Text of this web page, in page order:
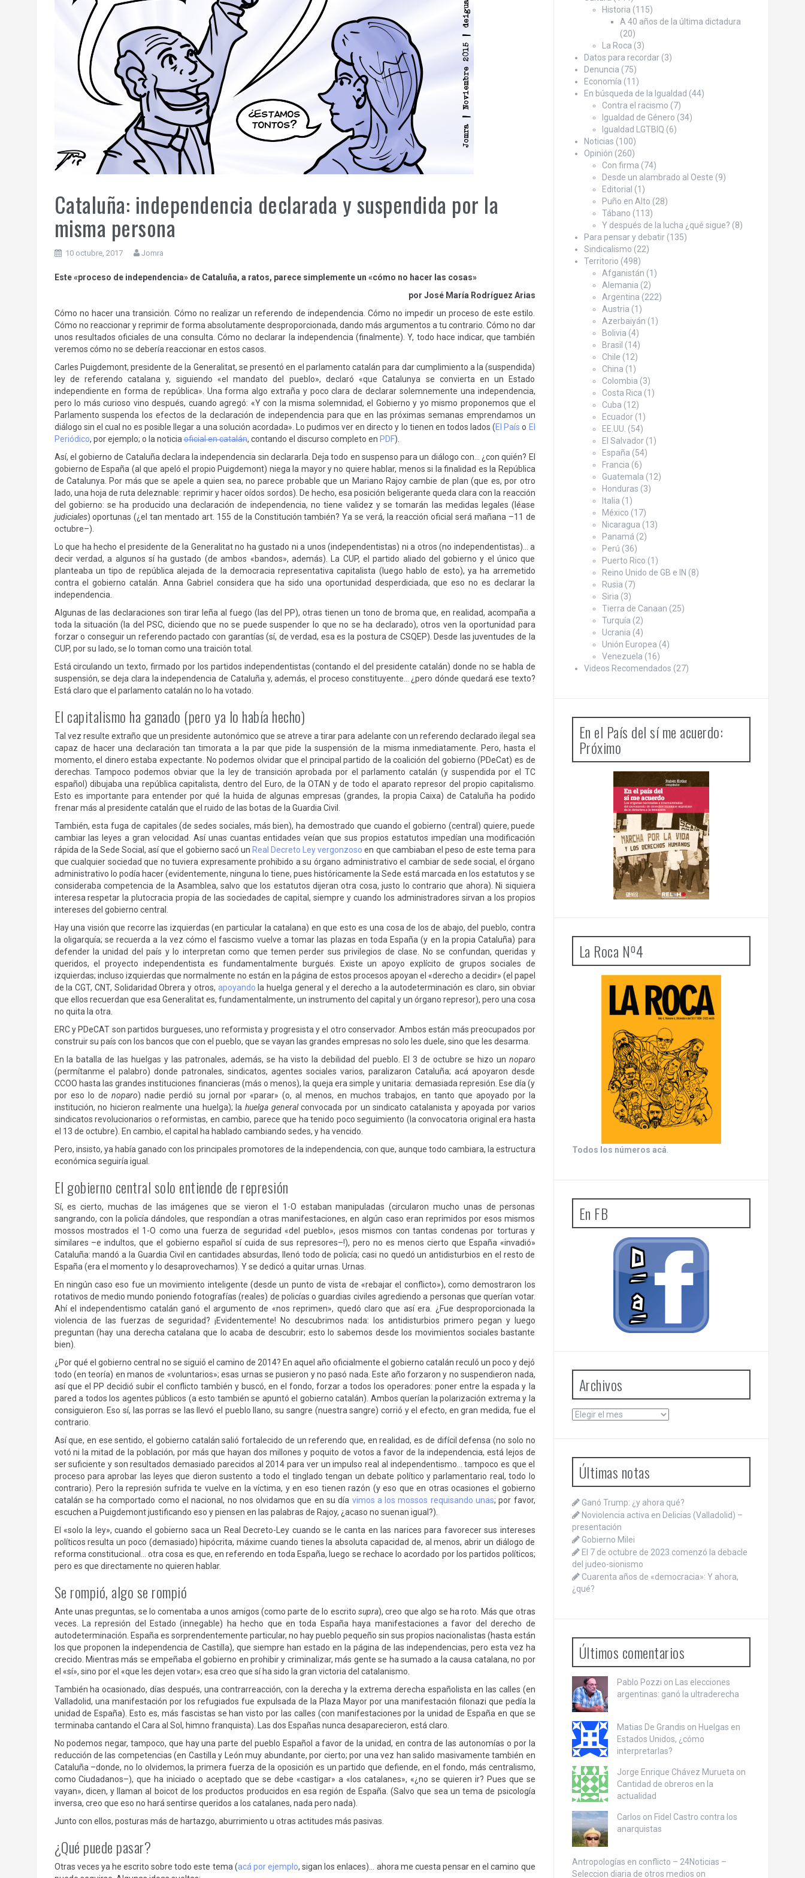
Cataluña: independencia declarada y suspendida por la
misma persona
10 octubre, 2017 Jomra
Este «proceso de independencia» de Cataluña, a ratos, parece simplemente un «cómo no hacer las cosas»
por José María Rodríguez Arias
Cómo no hacer una transición. Cómo no realizar un referendo de independencia. Cómo no impedir un proceso de este estilo.
Cómo no reaccionar y reprimir de forma absolutamente desproporcionada, dando más argumentos a tu contrario. Cómo no dar
unos resultados oficiales de una consulta. Cómo no declarar la independencia (finalmente). Y, todo hace indicar, que también
veremos cómo no se debería reaccionar en estos casos.
Carles Puigdemont, presidente de la Generalitat, se presentó en el parlamento catalán para dar cumplimiento a la (suspendida)
ley de referendo catalana y, siguiendo «el mandato del pueblo», declaró «que Catalunya se convierta en un Estado
independiente en forma de república». Una forma algo extraña y poco clara de declarar solemnemente una independencia,
pero lo más curioso vino después, cuando agregó: «Y con la misma solemnidad, el Gobierno y yo mismo proponemos que el
Parlamento suspenda los efectos de la declaración de independencia para que en las próximas semanas emprendamos un
diálogo sin el cual no es posible llegar a una solución acordada». Lo pudimos ver en directo y lo tienen en todos lados (El País o El
Periódico, por ejemplo; o la noticiaoficial en catalán, contando el discurso completo en PDF).
Así, el gobierno de Cataluña declara la independencia sin declararla. Deja todo en suspenso para un diálogo con… ¿con quién? El
gobierno de España (al que apeló el propio Puigdemont) niega la mayor y no quiere hablar, menos si la finalidad es la República
de Catalunya. Por más que se apele a quien sea, no parece probable que un Mariano Rajoy cambie de plan (que es, por otro
lado, una hoja de ruta deleznable: reprimir y hacer oídos sordos). De hecho, esa posición beligerante queda clara con la reacción
del gobierno: se ha producido una declaración de independencia, no tiene validez y se tomarán las medidas legales (léase
judiciales) oportunas (¿el tan mentado art. 155 de la Constitución también? Ya se verá, la reacción oficial será mañana –11 de
octubre–).
Lo que ha hecho el presidente de la Generalitat no ha gustado ni a unos (independentistas) ni a otros (no independentistas)… a
decir verdad, a algunos sí ha gustado (de ambos «bandos», además). La CUP, el partido aliado del gobierno y el único que
planteaba un tipo de república alejada de la democracia representativa capitalista (luego hablo de esto), ya ha arremetido
contra el gobierno catalán. Anna Gabriel considera que ha sido una oportunidad desperdiciada, que eso no es declarar la
independencia.
Algunas de las declaraciones son tirar leña al fuego (las del PP), otras tienen un tono de broma que, en realidad, acompaña a
toda la situación (la del PSC, diciendo que no se puede suspender lo que no se ha declarado), otros ven la oportunidad para
forzar o conseguir un referendo pactado con garantías (sí, de verdad, esa es la postura de CSQEP). Desde las juventudes de la
CUP, por su lado, se lo toman como una traición total.
Está circulando un texto, firmado por los partidos independentistas (contando el del presidente catalán) donde no se habla de
suspensión, se deja clara la independencia de Cataluña y, además, el proceso constituyente… ¿pero dónde quedará ese texto?
Está claro que el parlamento catalán no lo ha votado.
El capitalismo ha ganado (pero ya lo había hecho)
Tal vez resulte extraño que un presidente autonómico que se atreve a tirar para adelante con un referendo declarado ilegal sea
capaz de hacer una declaración tan timorata a la par que pide la suspensión de la misma inmediatamente. Pero, hasta el
momento, el dinero estaba expectante. No podemos olvidar que el principal partido de la coalición del gobierno (PDeCat) es de
derechas. Tampoco podemos obviar que la ley de transición aprobada por el parlamento catalán (y suspendida por el TC
español) dibujaba una república capitalista, dentro del Euro, de la OTAN y de todo el aparato represor del propio capitalismo.
Esto es importante para entender por qué la huida de algunas empresas (grandes, la propia Caixa) de Cataluña ha podido
frenar más al presidente catalán que el ruido de las botas de la Guardia Civil.
También, esta fuga de capitales (de sedes sociales, más bien), ha demostrado que cuando el gobierno (central) quiere, puede
cambiar las leyes a gran velocidad. Así unas cuantas entidades veían que sus propios estatutos impedían una modificación
rápida de la Sede Social, así que el gobierno sacó un Real Decreto Ley vergonzoso en que cambiaban el peso de este tema para
que cualquier sociedad que no tuviera expresamente prohibido a su órgano administrativo el cambiar de sede social, el órgano
administrativo lo podía hacer (evidentemente, ninguna lo tiene, pues históricamente la Sede está marcada en los estatutos y se
consideraba competencia de la Asamblea, salvo que los estatutos dijeran otra cosa, justo lo contrario que ahora). Ni siquiera
interesa respetar la plutocracia propia de las sociedades de capital, siempre y cuando los administradores sirvan a los propios
intereses del gobierno central.
Hay una visión que recorre las izquierdas (en particular la catalana) en que esto es una cosa de los de abajo, del pueblo, contra
la oligarquía; se recuerda a la vez cómo el fascismo vuelve a tomar las plazas en toda España (y en la propia Cataluña) para
defender la unidad del país y lo interpretan como que temen perder sus privilegios de clase. No se confundan, queridas y
queridos, el proyecto independentista es fundamentalmente burgués. Existe un apoyo explícito de grupos sociales de
izquierdas; incluso izquierdas que normalmente no están en la página de estos procesos apoyan el «derecho a decidir» (el papel
de la CGT, CNT, Solidaridad Obrera y otros, apoyando la huelga general y el derecho a la autodeterminación es claro, sin obviar
que ellos recuerdan que esa Generalitat es, fundamentalmente, un instrumento del capital y un órgano represor), pero una cosa
no quita la otra.
ERC y PDeCAT son partidos burgueses, uno reformista y progresista y el otro conservador. Ambos están más preocupados por
construir su país con los bancos que con el pueblo, que se vayan las grandes empresas no solo les duele, sino que les desarma.
En la batalla de las huelgas y las patronales, además, se ha visto la debilidad del pueblo. El 3 de octubre se hizo un noparo
(permítanme el palabro) donde patronales, sindicatos, agentes sociales varios, paralizaron Cataluña; acá apoyaron desde
CCOO hasta las grandes instituciones financieras (más o menos), la queja era simple y unitaria: demasiada represión. Ese día (y
por eso lo de noparo) nadie perdió su jornal por «parar» (o, al menos, en muchos trabajos, en tanto que apoyado por la
institución, no hicieron realmente una huelga); lahuelga generalconvocada por un sindicato catalanista y apoyada por varios
sindicatos revolucionarios o reformistas, en cambio, parece que ha tenido poco seguimiento (la convocatoria original era hasta
el 13 de octubre). En cambio, el capital ha hablado cambiando sedes, y ha vencido.
Pero, insisto, ya había ganado con los principales promotores de la independencia, con que, aunque todo cambiara, la estructura
económica seguiría igual.
El gobierno central solo entiende de represión
Sí, es cierto, muchas de las imágenes que se vieron el 1-O estaban manipuladas (circularon mucho unas de personas
sangrando, con la policía dándoles, que respondían a otras manifestaciones, en algún caso eran reprimidos por esos mismos
mossos mostrados el 1-O como una fuerza de seguridad «del pueblo», ¡esos mismos con tantas condenas por torturas y
similares –e indultos, que el gobierno español sí cuida de sus represores–!), pero no es menos cierto que España «invadió»
Cataluña: mandó a la Guardia Civil en cantidades absurdas, llenó todo de policía; casi no quedó un antidisturbios en el resto de
España (era el momento y lo desaprovechamos). Y se dedicó a quitar urnas. Urnas.
En ningún caso eso fue un movimiento inteligente (desde un punto de vista de «rebajar el conflicto»), como demostraron los
rotativos de medio mundo poniendo fotografías (reales) de policías o guardias civiles agrediendo a personas que querían votar.
Ahí el independentismo catalán ganó el argumento de «nos reprimen», quedó claro que así era. ¿Fue desproporcionada la
violencia de las fuerzas de seguridad? ¡Evidentemente! No descubrimos nada: los antidisturbios primero pegan y luego
preguntan (hay una derecha catalana que lo acaba de descubrir; esto lo sabemos desde los movimientos sociales bastante
bien).
¿Por qué el gobierno central no se siguió el camino de 2014? En aquel año oficialmente el gobierno catalán reculó un poco y dejó
todo (en teoría) en manos de «voluntarios»; esas urnas se pusieron y no pasó nada. Este año forzaron y no suspendieron nada,
así que el PP decidió subir el conflicto también y buscó, en el fondo, forzar a todos los operadores: poner entre la espada y la
pared a todos los agentes públicos (a esto también se apuntó el gobierno catalán). Ambos querían la polarización extrema y la
consiguieron. Eso sí, las porras se las llevó el pueblo llano, su sangre (nuestra sangre) corrió y el efecto, en gran medida, fue el
contrario.
Así que, en ese sentido, el gobierno catalán salió fortalecido de un referendo que, en realidad, es de difícil defensa (no solo no
votó ni la mitad de la población, por más que hayan dos millones y poquito de votos a favor de la independencia, está lejos de
ser suficiente y son resultados demasiado parecidos al 2014 para ver un impulso real al independentismo… tampoco es que el
proceso para aprobar las leyes que dieron sustento a todo el tinglado tengan un debate político y parlamentario real, todo lo
contrario). Pero la represión sufrida te vuelve en la víctima, y en eso tienen razón (y eso que en otras ocasiones el gobierno
catalán se ha comportado como el nacional, no nos olvidamos que en su día vimos a los mossos requisando unas; por favor,
escuchen a Puigdemont justificando eso y piensen en las palabras de Rajoy, ¿acaso no suenan igual?).
El «solo la ley», cuando el gobierno saca un Real Decreto-Ley cuando se le canta en las narices para favorecer sus intereses
políticos resulta un poco (demasiado) hipócrita, máxime cuando tienes la absoluta capacidad de, al menos, abrir un diálogo de
reforma constitucional… otra cosa es que, en referendo en toda España, luego se rechace lo acordado por los partidos políticos;
pero es que directamente no quieren hablar.
Se rompió, algo se rompió
Ante unas preguntas, se lo comentaba a unos amigos (como parte de lo escrito supra), creo que algo se ha roto. Más que otras
veces. La represión del Estado (innegable) ha hecho que en toda España haya manifestaciones a favor del derecho de
autodeterminación. España es sorprendentemente particular, no hay pueblo pequeño sin sus propios nacionalistas (hasta están
los que proponen la independencia de Castilla), que siempre han estado en la página de las independencias, pero esta vez ha
crecido. Mientras más se empeñaba el gobierno en prohibir y criminalizar, más gente se ha sumado a la causa catalana, no por
el «sí», sino por el «que les dejen votar»; esa creo que sí ha sido la gran victoria del catalanismo.
También ha ocasionado, días después, una contrarreacción, con la derecha y la extrema derecha españolista en las calles (en
Valladolid, una manifestación por los refugiados fue expulsada de la Plaza Mayor por una manifestación filonazi que pedía la
unidad de España). Esto es, más fascistas se han visto por las calles (con manifestaciones por la unidad de España en que se
terminaba cantando el Cara al Sol, himno franquista). Las dos Españas nunca desaparecieron, está claro.
No podemos negar, tampoco, que hay una parte del pueblo Español a favor de la unidad, en contra de las autonomías o por la
reducción de las competencias (en Castilla y León muy abundante, por cierto; por una vez han salido masivamente también en
Cataluña –donde, no lo olvidemos, la primera fuerza de la oposición es un partido que defiende, en el fondo, más centralismo,
como Ciudadanos–), que ha iniciado o aceptado que se debe «castigar» a «los catalanes», «¿no se quieren ir? Pues que se
vayan», dicen, y llaman al boicot de los productos producidos en esa región de España. (Salvo que sea un tema de psicología
inversa, creo que eso no hará sentirse queridos a los catalanes, nada pero nada).
Junto con ellos, posturas más de hartazgo, aburrimiento u otras actitudes más pasivas.
¿Qué puede pasar?
Otras veces ya he escrito sobre todo este tema (acá por ejemplo, sigan los enlaces)… ahora me cuesta pensar en el camino que
Historia (115)
A 40 años de la última dictadura
(20)
La Roca (3)
Datos para recordar(3)
Denuncia (75)
Economía (11)
En búsqueda de la Igualdad (44)
Contra el racismo (7)
Igualdad de Género (34)
Igualdad LGTBIQ (6)
Noticias (100)
Opinión (260)
Con firma (74)
Desde un alambrado al Oeste (9)
Editorial (1)
Puño en Alto (28)
Tábano (113)
Y después de la lucha ¿qué sigue? (8)
Para pensar y debatir(135)
Sindicalismo (22)
Territorio (498)
Afganistán (1)
Alemania (2)
Argentina (222)
Austria (1)
Azerbaiyán (1)
Bolivia (4)
Brasil (14)
Chile (12)
China (1)
Colombia (3)
Costa Rica (1)
Cuba (12)
Ecuador(1)
EE.UU. (54)
El Salvador(1)
España (54)
Francia (6)
Guatemala (12)
Honduras (3)
Italia (1)
México (17)
Nicaragua (13)
Panamá (2)
Perú (36)
Puerto Rico (1)
Reino Unido de GB e IN (8)
Rusia (7)
Siria (3)
Tierra de Canaan (25)
Turquía (2)
Ucrania (4)
Unión Europea (4)
Venezuela (16)
Videos Recomendados (27)
En el País del sí me acuerdo:
Próximo
La Roca Nº4
Todos los números acá.
En FB
Archivos
Archivos
Últimas notas
Ganó Trump: ¿y ahora qué?
Noviolencia activa en Delicias (Valladolid) –
presentación
Gobierno Milei
El 7 de octubre de 2023 comenzó la debacle
del judeo-sionismo
Cuarenta años de «democracia»: Y ahora,
¿qué?
Últimos comentarios
Pablo Pozzi on Las elecciones
argentinas: ganó la ultraderecha
Matias De Grandis on Huelgas en
Estados Unidos, ¿cómo
interpretarlas?
Jorge Enrique Chávez Murueta on
Cantidad de obreros en la
actualidad
Carlos on Fidel Castro contra los
anarquistas
Antropologías en conflicto – 24Noticias –
Seleccion diaria de otros medios on